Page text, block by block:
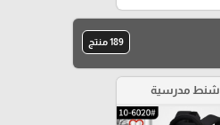
189 منتج
شنط مدرسية